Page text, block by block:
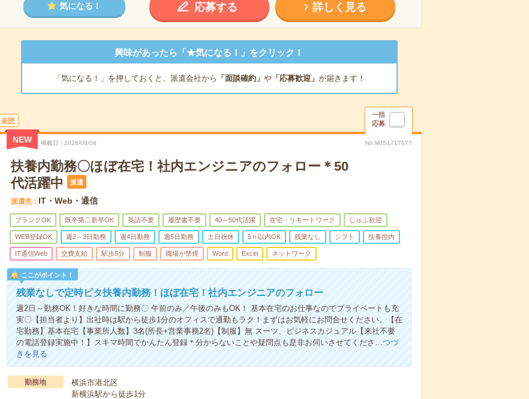
気になる！ 応募する 詳しく見る
興味があったら「★気になる！」をクリック！
「気になる！」を押しておくと、派遣会社から 「面談確約」 や「応募歓迎」 が届きます！
未読
一括
応募
NEW 掲載日 2026/08/06 No.MJS1717677
扶養内勤務〇ほぼ在宅！社内エンジニアのフォロー＊50
代活躍中
派遣
派遣先 IT・Web・通信
ブランクOK 既卒第二新卒OK 英語不要 履歴書不要 40～50代活躍 在宅・リモートワーク しゅふ歓迎
WEB登録OK 週2～3日勤務 週4日勤務 週5日勤務 土日祝休 5ｈ以内OK 残業なし シフト 扶養控内
IT通信Web 交費支給 駅歩5分 制服 職場が禁煙 Word Excel ネットワーク
ここがポイント！
残業なしで定時ピタ扶養内勤務！ほぼ在宅！社内エンジニアのフォロー
週2日～勤務OK！好きな時間に勤務〇 午前のみ／午後のみもOK！ 基本在宅のお仕事なのでプライベートも充
実〇【担当者より】出社時は駅から徒歩1分のオフィスで通勤もラク！まずはお気軽にお問合せください。【在
宅勤務】基本在宅【事業所人数】3名(所長+営業事務2名)【制服】無 スーツ、ビジネスカジュアル【来社不要
の電話登録実施中！】スキマ時間でかんたん登録＊分からないことや疑問点も是非お伺いさせてくださ… つづ
きを見る
勤務地
横浜市港北区
新横浜駅から徒歩1分